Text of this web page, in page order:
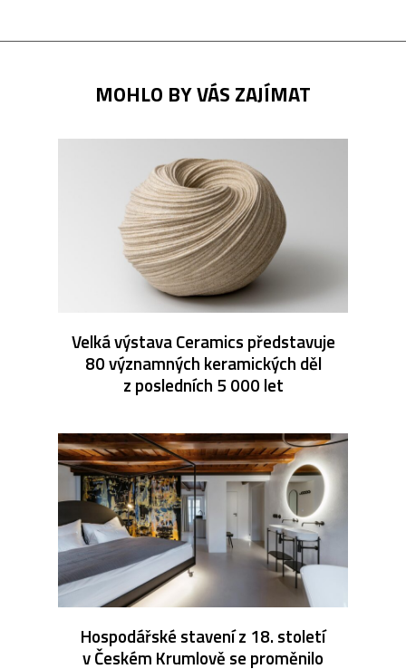
MOHLO BY VÁS ZAJÍMAT
Velká výstava Ceramics představuje
80 významných keramických děl
z posledních 5 000 let
Hospodářské stavení z 18. století
v Českém Krumlově se proměnilo